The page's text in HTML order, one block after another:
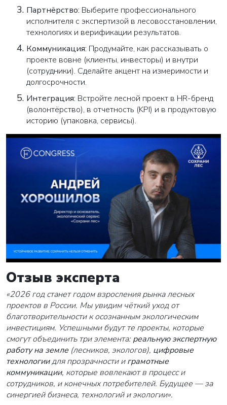
Партнёрство: Выберите профессионального
исполнителя с экспертизой в лесовосстановлении,
технологиях и верификации результатов.
Коммуникация: Продумайте, как рассказывать о
проекте вовне (клиенты, инвесторы) и внутри
(сотрудники). Сделайте акцент на измеримости и
долгосрочности.
Интеграция: Встройте лесной проект в HR-бренд
(волонтёрство), в отчетность (KPI) и в продуктовую
историю (упаковка, сервисы).
Отзыв эксперта
«2026 год станет годом взросления рынка лесных
проектов в России. Мы увидим чёткий уход от
благотворительности к осознанным экологическим
инвестициям. Успешными будут те проекты, которые
смогут объединить три элемента:реальную экспертную
работу на земле (лесников, экологов), цифровые
технологиидля прозрачности играмотные
коммуникации, которые вовлекают в процесс и
сотрудников, и конечных потребителей. Будущее — за
синергией бизнеса, технологий и экологии».